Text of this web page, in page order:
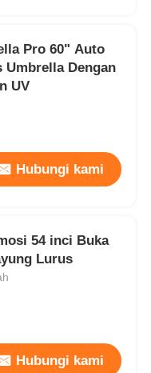
Pro 60" Auto
Umbrella Dengan
UV
Hubungi kami
54 inci Buka
Lurus
Hubungi kami